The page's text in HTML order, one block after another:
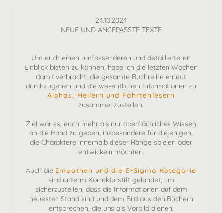
24.10.2024
NEUE UND ANGEPASSTE TEXTE
Um euch einen umfassenderen und detaillierteren
Einblick bieten zu können, habe ich die letzten Wochen
damit verbracht, die gesamte Buchreihe erneut
durchzugehen und die wesentlichen Informationen zu
Alphas, Heilern und Fährtenlesern
zusammenzustellen.
Ziel war es, euch mehr als nur oberflächliches Wissen
an die Hand zu geben, insbesondere für diejenigen,
die Charaktere innerhalb dieser Ränge spielen oder
entwickeln möchten.
Auch die Empathen und die E-Sigma Kategorie
sind unterm Korrekturstift gelandet, um
sicherzustellen, dass die Informationen auf dem
neuesten Stand sind und dem Bild aus den Büchern
entsprechen, die uns als Vorbild dienen.